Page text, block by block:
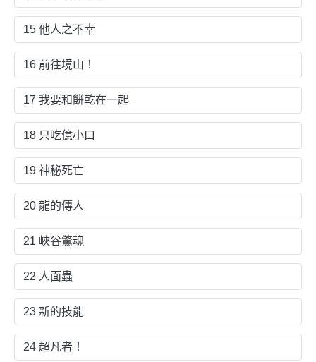
15 他人之不幸
16 前往境山！
17 我要和餅乾在一起
18 只吃億小口
19 神秘死亡
20 龍的傳人
21 峽谷驚魂
22 人面蟲
23 新的技能
24 超凡者！